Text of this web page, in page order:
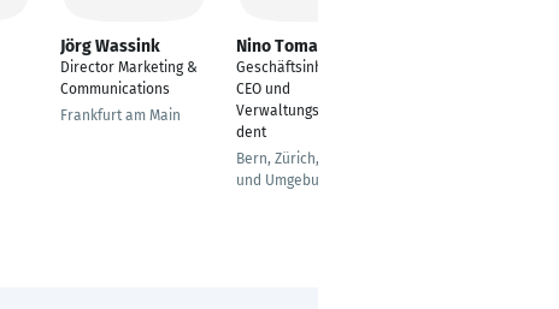
Jörg Wassink
Director Marketing &
Communications
Frankfurt am Main
Nino Tomasone
Geschäftsinhaber,
CEO und
Verwaltungsratspräsi
dent
Bern, Zürich, Basel
und Umgebung